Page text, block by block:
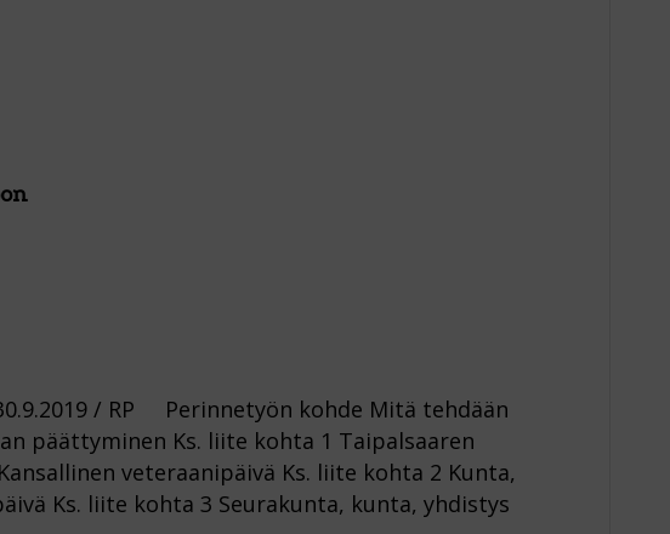
/ RP Perinnetyön kohde Mitä tehdään
päättyminen Ks. liite kohta 1 Taipalsaaren
veteraanipäivä Ks. liite kohta 2 Kunta,
Ks. liite kohta 3 Seurakunta, kunta, yhdistys